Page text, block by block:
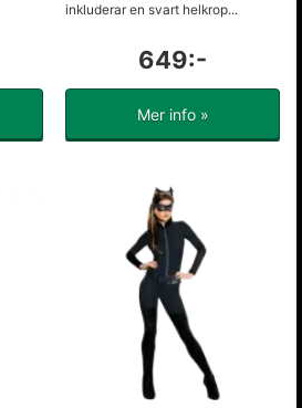
inkluderar en svart helkrop...
649:-
Mer info »